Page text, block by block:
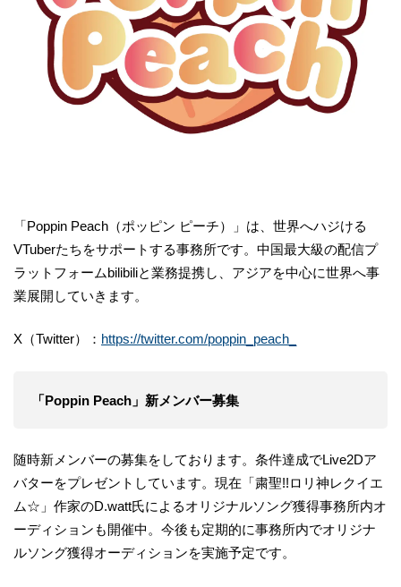
「Poppin Peach（ポッピン ピーチ）」は、世界へハジける
VTuberたちをサポートする事務所です。中国最大級の配信プ
ラットフォームbilibiliと業務提携し、アジアを中心に世界へ事
業展開していきます。
X（Twitter）： https://twitter.com/poppin_peach_
「Poppin Peach」新メンバー募集
随時新メンバーの募集をしております。条件達成でLive2Dア
バターをプレゼントしています。現在「粛聖!!ロリ神レクイエ
ム☆」作家のD.watt氏によるオリジナルソング獲得事務所内オ
ーディションも開催中。今後も定期的に事務所内でオリジナ
ルソング獲得オーディションを実施予定です。